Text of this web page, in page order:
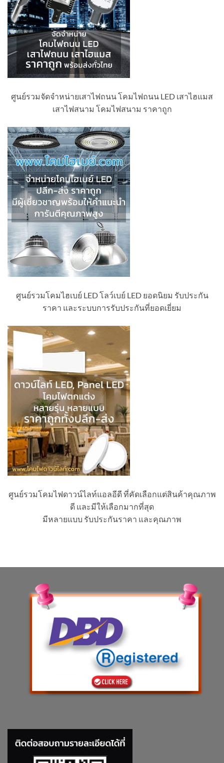
ศูนย์รวมจัดจำหน่ายเสาไฟถนน โคมไฟถนน LED เสาไฮแมส
เสาไฟสนาม โคมไฟสนาม ราคาถูก
ศูนย์รวมโคมไฮเบย์ LED โลว์เบย์ LED ยอดนิยม รับประกัน
ราคา และระบบการรับประกันที่ยอดเยี่ยม
ศูนย์รวมโคมไฟดาวน์ไลท์แอลอีดี ที่คัดเลือกแต่สินค้าคุณภาพ
ดี และมีให้เลือกมากที่สุด
มีหลายแบบ รับประกันราคา และคุณภาพ